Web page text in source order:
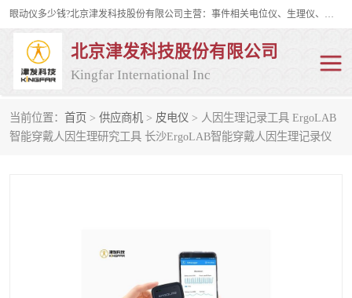
眼动仪多少钱?北京津发科技股份有限公司主营：事件相关电位仪、生理仪、肌电仪、脑电仪、皮电仪、眼动仪；是国家级高新技术企业、科技部认定的科技型中小企业和中关村高新技术企业，具备保密资格，具备自主进出口经营权；自主研发技术、产品与服务荣获多项省部级科学技术奖励、国家发明专利、国家软件著作权和省部级新技术新产品（服务）认证。
北京津发科技股份有限公司
Kingfar International Inc
当前位置： 首页 > 供应商机 > 皮电仪 > 人因生理记录工具 ErgoLAB
智能穿戴人因生理研究工具 长沙ErgoLAB智能穿戴人因生理记录仪
皮电仪 脑电仪
行为观察与表情分析 动作捕捉与生物力学
人机交互实验室